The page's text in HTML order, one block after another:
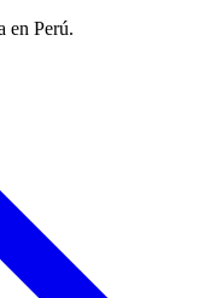
en Perú.